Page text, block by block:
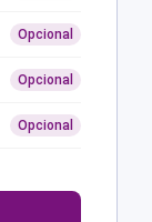
Opcional
Opcional
Opcional